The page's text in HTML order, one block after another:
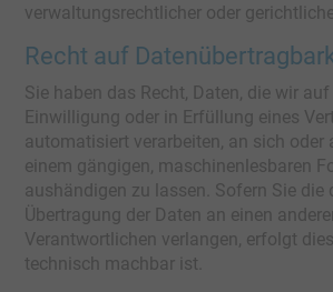
verwaltungsrechtlicher oder
Recht auf
Sie haben das Recht, Daten, die wir
Einwilligung oder in Erfüllung eines
automatisiert verarbeiten, an sich oder
einem gängigen, maschinenlesbaren
aushändigen zu lassen. Sofern Sie die
Übertragung der Daten an einen
Verantwortlichen verlangen, erfolgt
technisch machbar ist.